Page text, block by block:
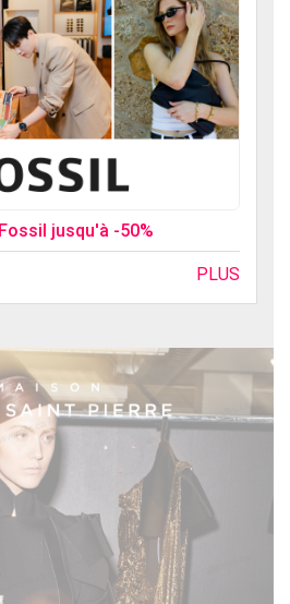
jusqu'à -50%
PLUS